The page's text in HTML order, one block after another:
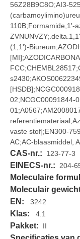
56Z28B9C8O;AI3-
110B;Formamide,1'-
(1,1')-
02;NCGC00091844-
vaste stof];EN300-
AC;AC-blaasmiddel,
CAS-nr.: 123-77-3
EINECS-nr.: 204-
Moleculaire
Moleculair
EN: 3242
Klas: 4.1
Pakket: II